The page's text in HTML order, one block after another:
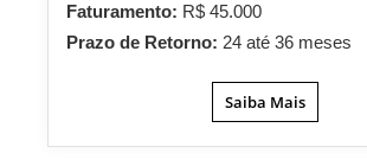
Faturamento: R$ 45.000
Prazo de Retorno: 24 até 36 meses
Saiba Mais